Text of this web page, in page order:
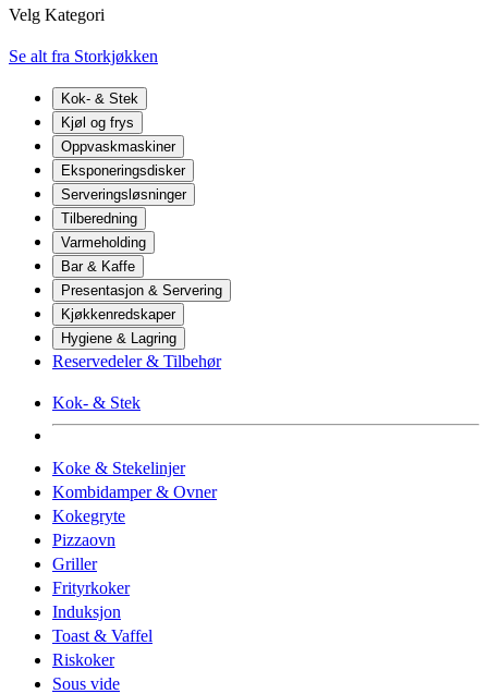
Velg Kategori
Se alt fra Storkjøkken
Kok- & Stek
Kjøl og frys
Oppvaskmaskiner
Eksponeringsdisker
Serveringsløsninger
Tilberedning
Varmeholding
Bar & Kaffe
Presentasjon & Servering
Kjøkkenredskaper
Hygiene & Lagring
Reservedeler & Tilbehør
Kok- & Stek
Koke & Stekelinjer
Kombidamper & Ovner
Kokegryte
Pizzaovn
Griller
Frityrkoker
Induksjon
Toast & Vaffel
Riskoker
Sous vide